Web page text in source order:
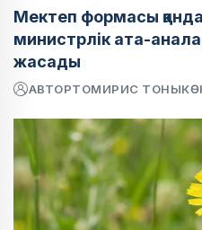
Мектеп формасы
министрлік ата-
жасады
АВТОРТОМИРИС